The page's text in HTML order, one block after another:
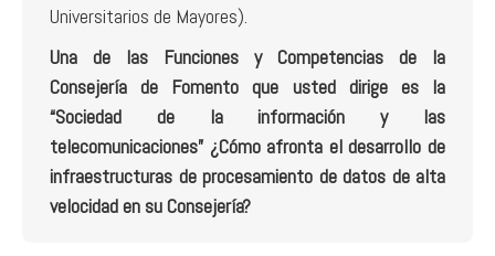
Universitarios de Mayores).
Una de las Funciones y Competencias de la
Consejería de Fomento que usted dirige es la
“Sociedad de la información y las
telecomunicaciones” ¿Cómo afronta el desarrollo de
infraestructuras de procesamiento de datos de alta
velocidad en su Consejería?